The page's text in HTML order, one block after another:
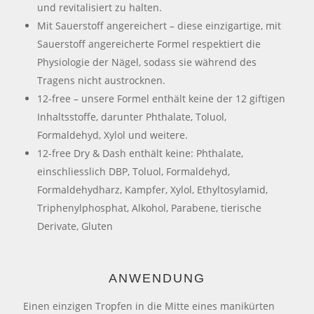
und revitalisiert zu halten.
Mit Sauerstoff angereichert – diese einzigartige, mit
Sauerstoff angereicherte Formel respektiert die
Physiologie der Nägel, sodass sie während des
Tragens nicht austrocknen.
12-free – unsere Formel enthält keine der 12 giftigen
Inhaltsstoffe, darunter Phthalate, Toluol,
Formaldehyd, Xylol und weitere.
12-free Dry & Dash enthält keine: Phthalate,
einschliesslich DBP, Toluol, Formaldehyd,
Formaldehydharz, Kampfer, Xylol, Ethyltosylamid,
Triphenylphosphat, Alkohol, Parabene, tierische
Derivate, Gluten
ANWENDUNG
Einen einzigen Tropfen in die Mitte eines manikürten